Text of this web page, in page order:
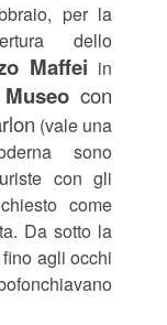
per la
dello
Maffei in
con
(vale una
sono
con gli
come
Da sotto la
agli occhi